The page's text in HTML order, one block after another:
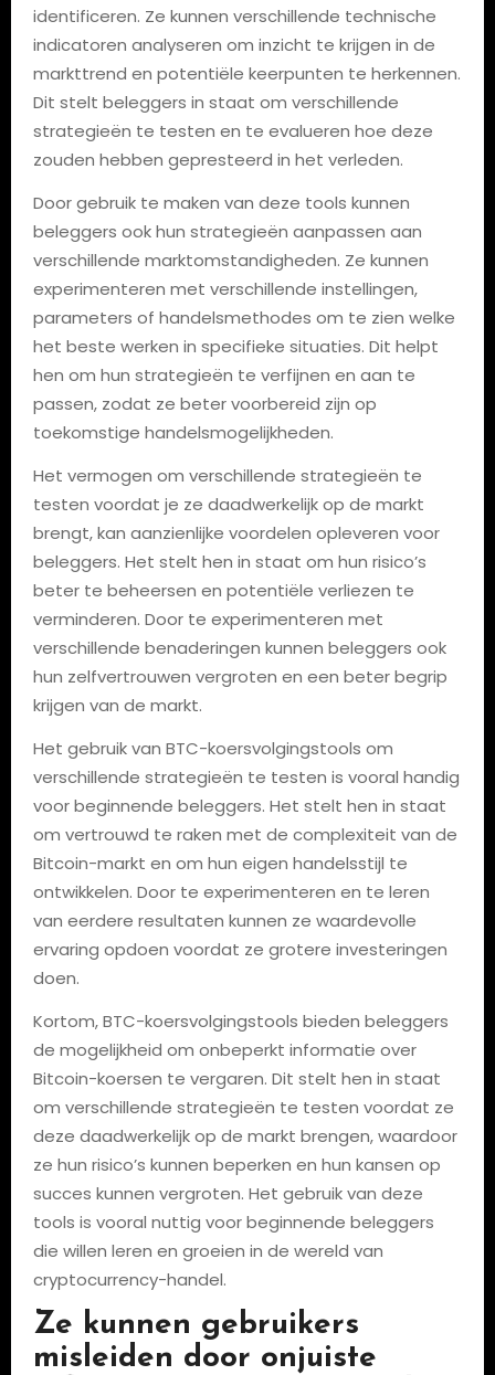
identificeren. Ze kunnen verschillende technische
indicatoren analyseren om inzicht te krijgen in de
markttrend en potentiële keerpunten te herkennen.
Dit stelt beleggers in staat om verschillende
strategieën te testen en te evalueren hoe deze
zouden hebben gepresteerd in het verleden.
Door gebruik te maken van deze tools kunnen
beleggers ook hun strategieën aanpassen aan
verschillende marktomstandigheden. Ze kunnen
experimenteren met verschillende instellingen,
parameters of handelsmethodes om te zien welke
het beste werken in specifieke situaties. Dit helpt
hen om hun strategieën te verfijnen en aan te
passen, zodat ze beter voorbereid zijn op
toekomstige handelsmogelijkheden.
Het vermogen om verschillende strategieën te
testen voordat je ze daadwerkelijk op de markt
brengt, kan aanzienlijke voordelen opleveren voor
beleggers. Het stelt hen in staat om hun risico’s
beter te beheersen en potentiële verliezen te
verminderen. Door te experimenteren met
verschillende benaderingen kunnen beleggers ook
hun zelfvertrouwen vergroten en een beter begrip
krijgen van de markt.
Het gebruik van BTC-koersvolgingstools om
verschillende strategieën te testen is vooral handig
voor beginnende beleggers. Het stelt hen in staat
om vertrouwd te raken met de complexiteit van de
Bitcoin-markt en om hun eigen handelsstijl te
ontwikkelen. Door te experimenteren en te leren
van eerdere resultaten kunnen ze waardevolle
ervaring opdoen voordat ze grotere investeringen
doen.
Kortom, BTC-koersvolgingstools bieden beleggers
de mogelijkheid om onbeperkt informatie over
Bitcoin-koersen te vergaren. Dit stelt hen in staat
om verschillende strategieën te testen voordat ze
deze daadwerkelijk op de markt brengen, waardoor
ze hun risico’s kunnen beperken en hun kansen op
succes kunnen vergroten. Het gebruik van deze
tools is vooral nuttig voor beginnende beleggers
die willen leren en groeien in de wereld van
cryptocurrency-handel.
Ze kunnen gebruikers
misleiden door onjuiste